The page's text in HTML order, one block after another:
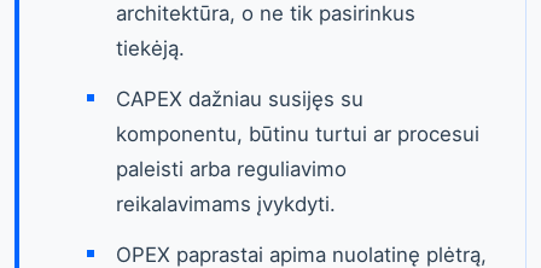
architektūra, o ne tik pasirinkus
tiekėją.
CAPEX dažniau susijęs su
komponentu, būtinu turtui ar procesui
paleisti arba reguliavimo
reikalavimams įvykdyti.
OPEX paprastai apima nuolatinę plėtrą,